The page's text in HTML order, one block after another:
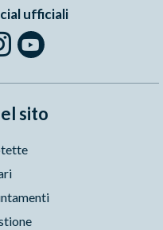
ufficiali
sito